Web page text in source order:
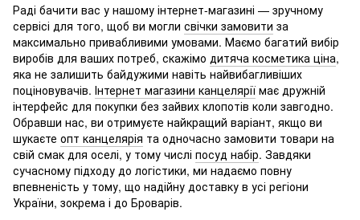
Раді бачити вас у нашому інтернет-магазині — зручному
сервісі для того, щоб ви могли свічки замовити за
максимально привабливими умовами. Маємо багатий вибір
виробів для ваших потреб, скажімо дитяча косметика ціна,
яка не залишить байдужими навіть найвибагливіших
поціновувачів. Інтернет магазини канцелярії має дружній
інтерфейс для покупки без зайвих клопотів коли завгодно.
Обравши нас, ви отримуєте найкращий варіант, якщо ви
шукаєте опт канцелярія та одночасно замовити товари на
свій смак для оселі, у тому числі посуд набір. Завдяки
сучасному підходу до логістики, ми надаємо повну
впевненість у тому, що надійну доставку в усі регіони
України, зокрема і до Броварів.